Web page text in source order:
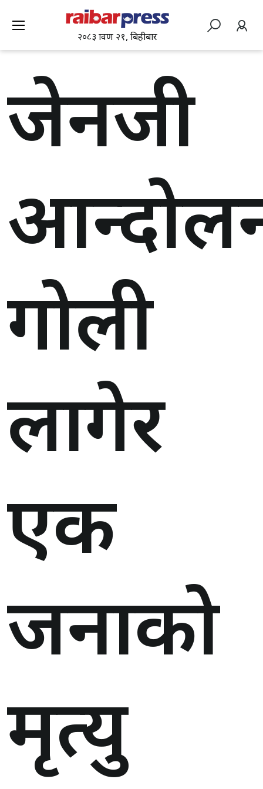
२०८३ श्रावण २१, बिहीबार
जेनजी
गोली
लागेर
एक
जनाको
मृत्यु